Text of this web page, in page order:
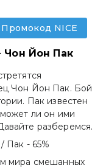
NICE
Чон Йон Пак
Чон Йон Пак. Бой
Пак известен
ли он ими
разберемся.
Пак - 65%
мира смешанных